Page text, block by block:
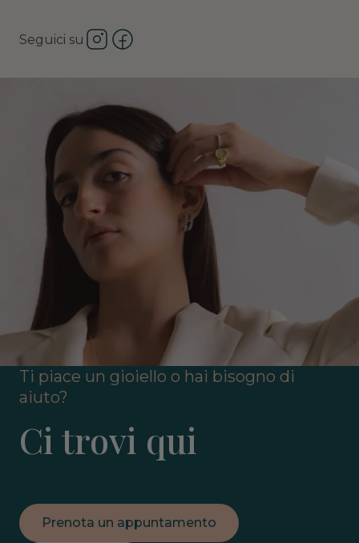
Seguici su
Ti piace un gioiello o hai bisogno di
aiuto?
Ci trovi qui
Prenota un appuntamento